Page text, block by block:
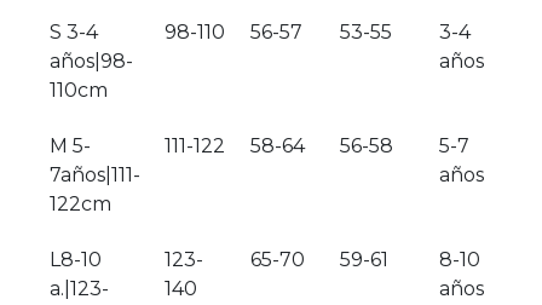
S 3-4
años|98-
110cm
98-110 56-57 53-55
3-4
años
M 5-
7años|111-
122cm
111-122 58-64 56-58
5-7
años
L8-10
a.|123-
123-
140
65-70 59-61
8-10
años